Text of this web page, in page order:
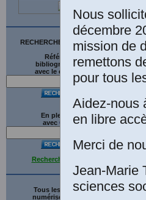
RECHERCHE SUR LE SITE
Références
bibliographiques
avec le catalogue
En plein texte
avec G gle
Recherche avancée
Tous les ouvrages
numérisés de cette
Nous
décembre
mission de
remettons
pour tous
Aidez-nous
en libre
Merci de
Jean-Marie
sciences